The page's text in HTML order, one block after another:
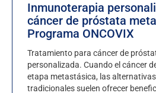
Inmunoterapia
cáncer de próstata
Programa ONCOVIX
Tratamiento para cáncer de
personalizada. Cuando el cáncer
etapa metastásica, las
tradicionales suelen ofrecer